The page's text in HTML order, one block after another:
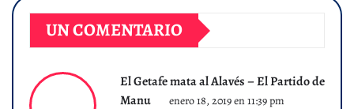
UN COMENTARIO
El Getafe mata al Alavés – El Partido de
Manu
enero 18, 2019 en 11:39 pm